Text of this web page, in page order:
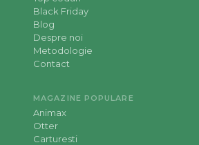
Black Friday
Blog
Despre noi
Metodologie
Contact
MAGAZINE POPULARE
Animax
Otter
Carturesti